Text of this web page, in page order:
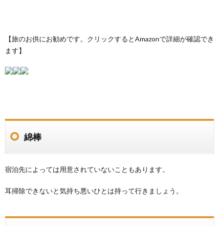
【旅のお供にお勧めです。クリックするとAmazonで詳細が確認でき
ます】
綿棒
宿泊先によっては用意されていないこともあります。
耳掃除できないと気持ち悪いひとは持って行きましょう。